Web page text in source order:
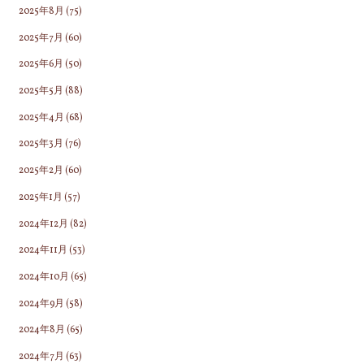
2025年8月 (75)
2025年7月 (60)
2025年6月 (50)
2025年5月 (88)
2025年4月 (68)
2025年3月 (76)
2025年2月 (60)
2025年1月 (57)
2024年12月 (82)
2024年11月 (53)
2024年10月 (65)
2024年9月 (58)
2024年8月 (65)
2024年7月 (63)